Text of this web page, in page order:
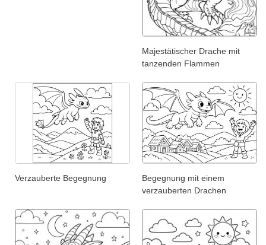
Majestätischer Drache mit
tanzenden Flammen
Verzauberte Begegnung
Begegnung mit einem
verzauberten Drachen